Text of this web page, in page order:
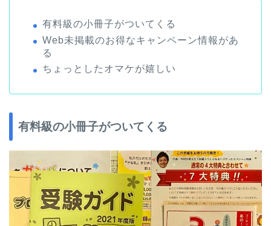
有料級の小冊子がついてくる
Web未掲載のお得なキャンペーン情報があ
る
ちょっとしたオマケが嬉しい
有料級の小冊子がついてくる